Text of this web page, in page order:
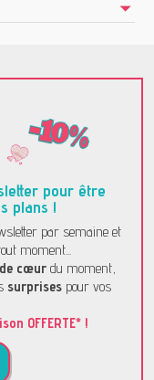
pour être
plans !
par semaine et
moment...
cœurdu moment,
surprises pour vos
OFFERTE* !